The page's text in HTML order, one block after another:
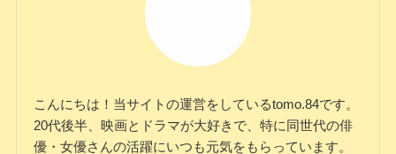
こんにちは！当サイトの運営をしているtomo.84です。
20代後半、映画とドラマが大好きで、特に同世代の俳
優・女優さんの活躍にいつも元気をもらっています。